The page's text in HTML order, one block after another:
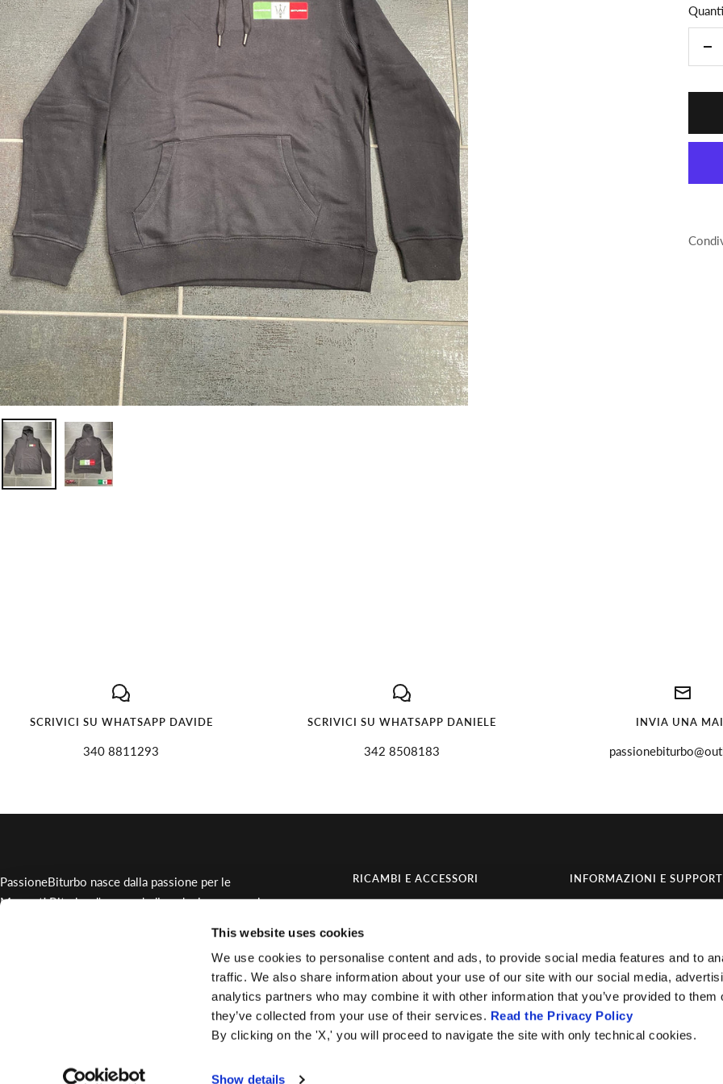
This website uses cookies
We use cookies to personalise content and ads, to provide social media features and to
traffic. We also share information about your use of our site with our social media,
analytics partners who may combine it with other information that you’ve provided to them
they’ve collected from your use of their services. Read the Privacy Policy
By clicking on the 'X,' you will proceed to navigate the site with only technical cookies.
Show details
SCRIVICI SU WHATSAPP DAVIDE
340 8811293
SCRIVICI SU WHATSAPP DANIELE
342 8508183
INVIA UNA
PassioneBiturbo nasce dalla passione per le
Maserati Biturbo d'epoca, dedicandosi con cura al
RICAMBI E ACCESSORI
Occasioni
INFORMAZIONI E
Contatti
Invia richiesta di recesso